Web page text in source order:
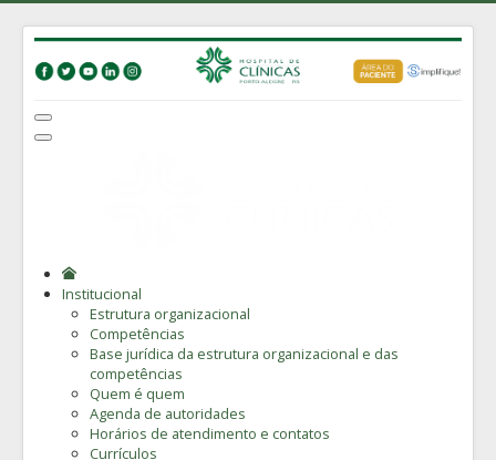
Institucional
Estrutura organizacional
Competências
Base jurídica da estrutura organizacional e das
competências
Quem é quem
Agenda de autoridades
Horários de atendimento e contatos
Currículos